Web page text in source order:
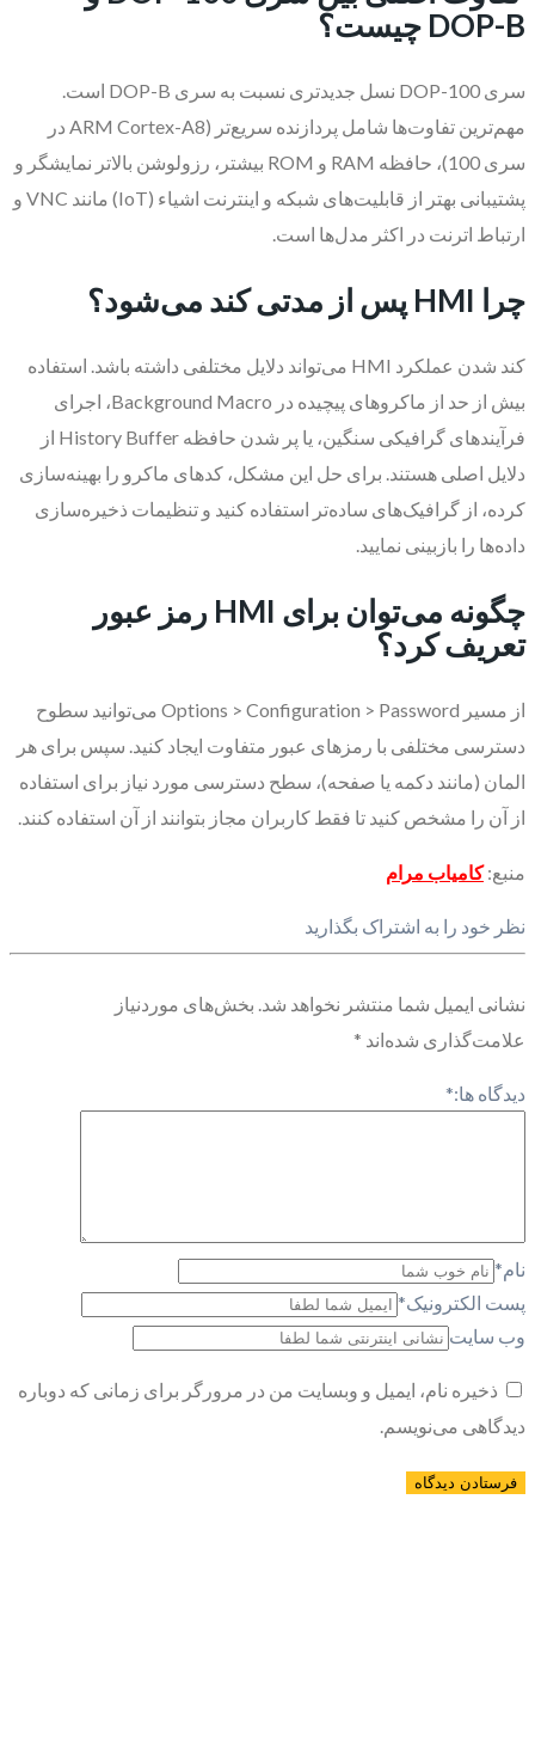
DOP-B چیست؟
سری DOP-100 نسل جدیدتری نسبت به سری DOP-B است.
مهم‌ترین تفاوت‌ها شامل پردازنده سریع‌تر (ARM Cortex-A8 در
سری 100)، حافظه RAM و ROM بیشتر، رزولوشن بالاتر نمایشگر و
پشتیبانی بهتر از قابلیت‌های شبکه و اینترنت اشیاء (IoT) مانند VNC و
ارتباط اترنت در اکثر مدل‌ها است.
چرا HMI پس از مدتی کند می‌شود؟
کند شدن عملکرد HMI می‌تواند دلایل مختلفی داشته باشد. استفاده
بیش از حد از ماکروهای پیچیده در Background Macro، اجرای
فرآیندهای گرافیکی سنگین، یا پر شدن حافظه History Buffer از
دلایل اصلی هستند. برای حل این مشکل، کدهای ماکرو را بهینه‌سازی
کرده، از گرافیک‌های ساده‌تر استفاده کنید و تنظیمات ذخیره‌سازی
داده‌ها را بازبینی نمایید.
چگونه می‌توان برای HMI رمز عبور
تعریف کرد؟
از مسیر Options > Configuration > Password می‌توانید سطوح
دسترسی مختلفی با رمزهای عبور متفاوت ایجاد کنید. سپس برای هر
المان (مانند دکمه یا صفحه)، سطح دسترسی مورد نیاز برای استفاده
از آن را مشخص کنید تا فقط کاربران مجاز بتوانند از آن استفاده کنند.
منبع:کامیاب مرام
نظر خود را به اشتراک بگذارید
نشانی ایمیل شما منتشر نخواهد شد. بخش‌های موردنیاز
علامت‌گذاری شده‌اند *
دیدگاه ها:*
نام*
پست الکترونیک*
وب سایت
ذخیره نام، ایمیل و وبسایت من در مرورگر برای زمانی که دوباره
دیدگاهی می‌نویسم.